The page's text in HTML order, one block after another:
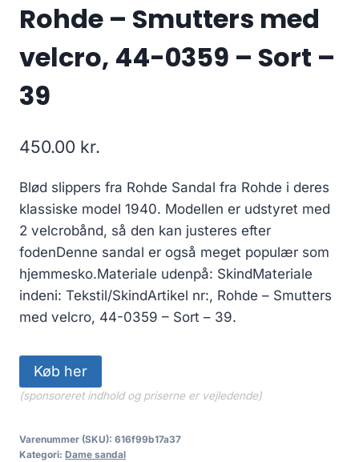
Rohde – Smutters med
velcro, 44-0359 – Sort –
39
450.00 kr.
Blød slippers fra Rohde Sandal fra Rohde i deres
klassiske model 1940. Modellen er udstyret med
2 velcrobånd, så den kan justeres efter
fodenDenne sandal er også meget populær som
hjemmesko.Materiale udenpå: SkindMateriale
indeni: Tekstil/SkindArtikel nr:, Rohde – Smutters
med velcro, 44-0359 – Sort – 39.
Køb her
(sponsoreret indhold og priserne er vejledende)
Varenummer (SKU): 616f99b17a37
Kategori: Dame sandal